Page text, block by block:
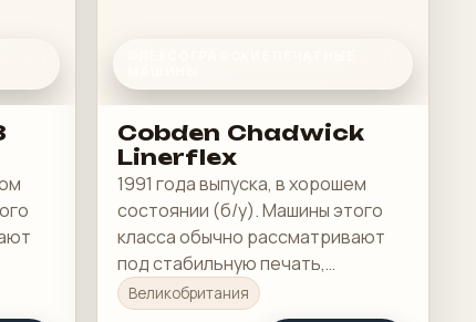
Cobden Chadwick
Linerflex
1991 года выпуска, в хорошем
состоянии (б/у). Машины этого
класса обычно рассматривают
под стабильную печать,
понятную приладку и рабочую
загрузку в смене.
Великобритания